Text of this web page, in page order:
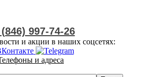
997-74-26
и акции в наших соцсетях:
и адреса